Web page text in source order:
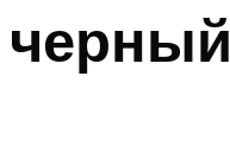
черный